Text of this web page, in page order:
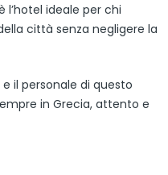
l’hotel ideale per chi
città senza negligere la
il personale di questo
in Grecia, attento e